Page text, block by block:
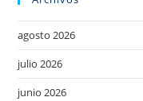
agosto 2026
julio 2026
junio 2026